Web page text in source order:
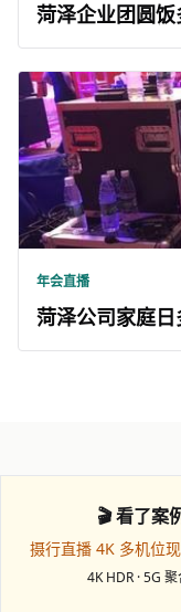
菏泽企业团圆
年会直播
菏泽公司家庭
🎬 看了案
摄行直播 4K 多机位
4K HDR · 5G